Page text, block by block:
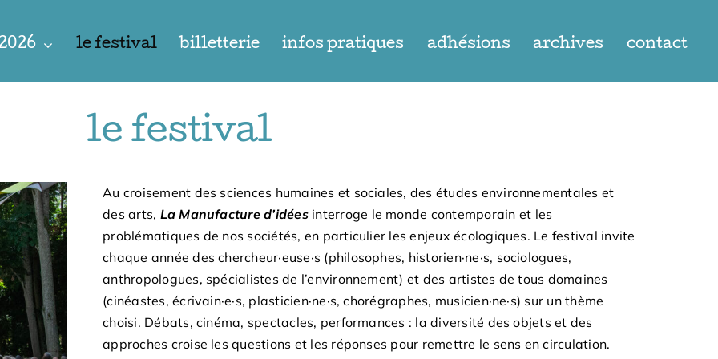
le festival billetterie infos pratiques adhésions archives contact
le festival
Au croisement des sciences humaines et sociales, des études environnementales et
des arts, La Manufacture d’idées interroge le monde contemporain et les
problématiques de nos sociétés, en particulier les enjeux écologiques. Le festival invite
chaque année des chercheur·euse·s (philosophes, historien·ne·s, sociologues,
anthropologues, spécialistes de l’environnement) et des artistes de tous domaines
(cinéastes, écrivain·e·s, plasticien·ne·s, chorégraphes, musicien·ne·s) sur un thème
choisi. Débats, cinéma, spectacles, performances : la diversité des objets et des
approches croise les questions et les réponses pour remettre le sens en circulation.